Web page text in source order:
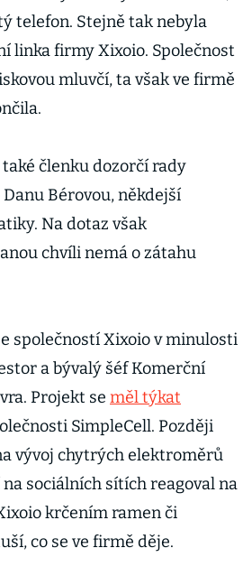
telefon. Stejně tak nebyla
linka firmy Xixoio. Společnost
mluvčí, ta však ve firmě
členku dozorčí rady
Bérovou, někdejší
Na dotaz však
chvíli nemá o zátahu
společností Xixoio v minulosti
a bývalý šéf Komerční
Projekt se měl týkat
SimpleCell. Později
vývoj chytrých elektroměrů
sociálních sítích reagoval na
krčením ramen či
co se ve firmě děje.